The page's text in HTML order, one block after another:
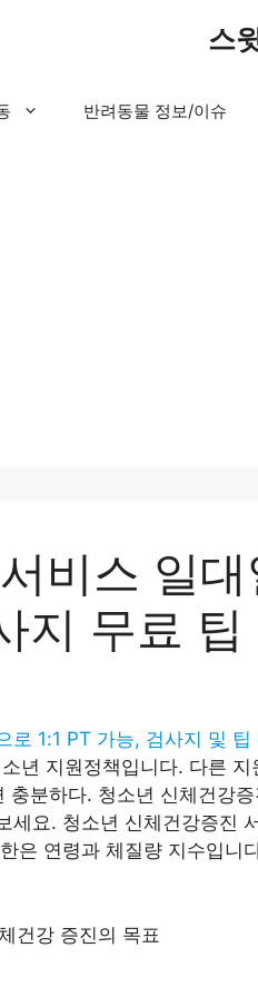
스
반려동물 정보/이슈
비스 일대
지 무료 팁
1:1 PT 가능, 검사지 및 팁
년 지원정책입니다. 다른
분하다. 청소년 신체건강
세요. 청소년 신체건강증진
은 연령과 체질량 지수입니
건강 증진의 목표